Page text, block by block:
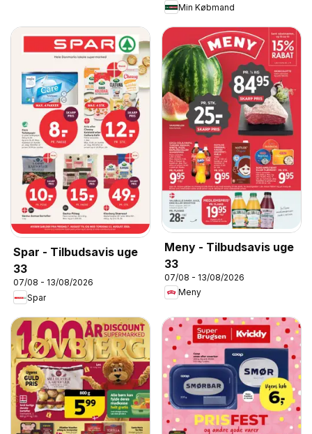
Min Købmand
Spar - Tilbudsavis uge
33
07/08 - 13/08/2026
Spar
Meny - Tilbudsavis uge
33
07/08 - 13/08/2026
Meny